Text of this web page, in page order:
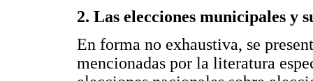
2. Las elecciones municipales y
En forma no exhaustiva, se
mencionadas por la literatura